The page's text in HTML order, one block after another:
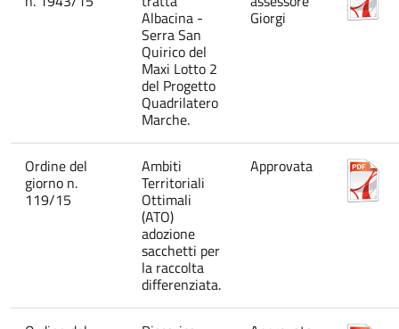
Albacina -
Serra San
Quirico del
Maxi Lotto 2
del Progetto
Quadrilatero
Marche.
Giorgi
Ordine del
giorno n.
119/15
Ambiti
Territoriali
Ottimali
(ATO)
adozione
sacchetti per
la raccolta
differenziata.
Approvata